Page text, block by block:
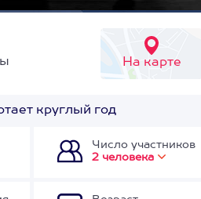
На карте
круглый год
Число участников
2 человека